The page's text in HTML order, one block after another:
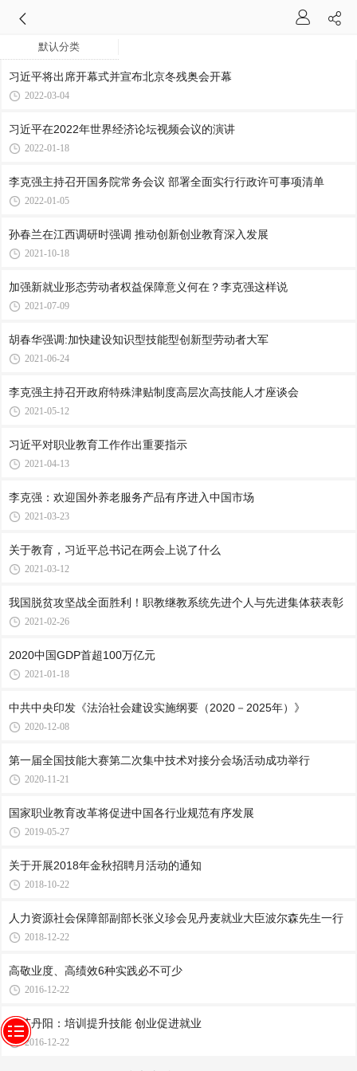
默认分类
习近平将出席开幕式并宣布北京冬残奥会开幕
2022-03-04
习近平在2022年世界经济论坛视频会议的演讲
2022-01-18
李克强主持召开国务院常务会议 部署全面实行行政许可事项清单
2022-01-05
孙春兰在江西调研时强调 推动创新创业教育深入发展
2021-10-18
加强新就业形态劳动者权益保障意义何在？李克强这样说
2021-07-09
胡春华强调:加快建设知识型技能型创新型劳动者大军
2021-06-24
李克强主持召开政府特殊津贴制度高层次高技能人才座谈会
2021-05-12
习近平对职业教育工作作出重要指示
2021-04-13
李克强：欢迎国外养老服务产品有序进入中国市场
2021-03-23
关于教育，习近平总书记在两会上说了什么
2021-03-12
我国脱贫攻坚战全面胜利！职教继教系统先进个人与先进集体获表彰
2021-02-26
2020中国GDP首超100万亿元
2021-01-18
中共中央印发《法治社会建设实施纲要（2020－2025年）》
2020-12-08
第一届全国技能大赛第二次集中技术对接分会场活动成功举行
2020-11-21
国家职业教育改革将促进中国各行业规范有序发展
2019-05-27
关于开展2018年金秋招聘月活动的通知
2018-10-22
人力资源社会保障部副部长张义珍会见丹麦就业大臣波尔森先生一行
2018-12-22
高敬业度、高绩效6种实践必不可少
2016-12-22
江苏丹阳：培训提升技能 创业促进就业
2016-12-22